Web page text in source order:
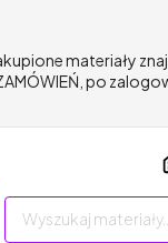
materiały
po